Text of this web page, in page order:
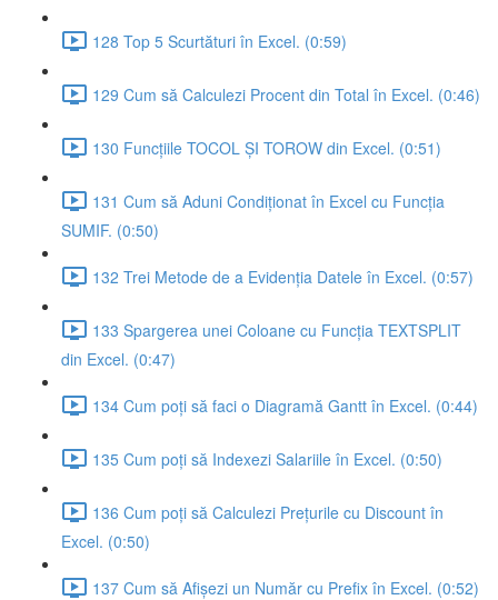
128 Top 5 Scurtături în Excel. (0:59)
129 Cum să Calculezi Procent din Total în Excel. (0:46)
130 Funcțiile TOCOL ȘI TOROW din Excel. (0:51)
131 Cum să Aduni Condiționat în Excel cu Funcția
SUMIF. (0:50)
132 Trei Metode de a Evidenția Datele în Excel. (0:57)
133 Spargerea unei Coloane cu Funcția TEXTSPLIT
din Excel. (0:47)
134 Cum poți să faci o Diagramă Gantt în Excel. (0:44)
135 Cum poți să Indexezi Salariile în Excel. (0:50)
136 Cum poți să Calculezi Prețurile cu Discount în
Excel. (0:50)
137 Cum să Afișezi un Număr cu Prefix în Excel. (0:52)